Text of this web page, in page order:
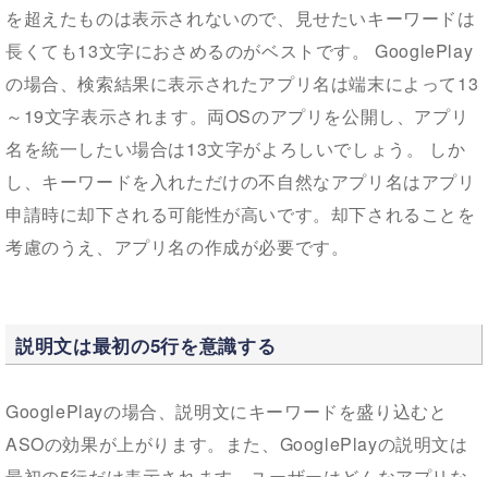
を超えたものは表示されないので、見せたいキーワードは
長くても13文字におさめるのがベストです。 GooglePlay
の場合、検索結果に表示されたアプリ名は端末によって13
～19文字表示されます。両OSのアプリを公開し、アプリ
名を統一したい場合は13文字がよろしいでしょう。 しか
し、キーワードを入れただけの不自然なアプリ名はアプリ
申請時に却下される可能性が高いです。却下されることを
考慮のうえ、アプリ名の作成が必要です。
説明文は最初の5行を意識する
GooglePlayの場合、説明文にキーワードを盛り込むと
ASOの効果が上がります。また、GooglePlayの説明文は